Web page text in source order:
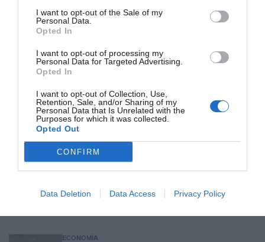
I want to opt-out of the Sale of my
Personal Data.
Opted In
I want to opt-out of processing my
Personal Data for Targeted Advertising.
Opted In
I want to opt-out of Collection, Use,
Retention, Sale, and/or Sharing of my
Personal Data that Is Unrelated with the
Purposes for which it was collected.
Opted Out
CONFIRM
Data Deletion Data Access Privacy Policy
Hoy destacamos
ECONOMÍA
El divorcio imposible de los Entrecanales:
deuda al alza, cotización a la baja y
reputación en entredicho
Cristina Martín
ECONOMÍA
Indra. Hispasat se hace con un proyecto IRIS-
2 de 1.600 millones de euros
ECONOMÍA
‘Warner Bros. Discovery’ asume ya 600
Paramount
ECONOMÍA